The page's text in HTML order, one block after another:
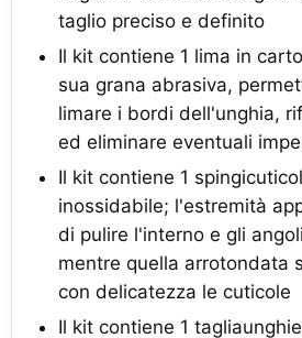
taglio preciso e definito
Il kit contiene 1 lima in
sua grana abrasiva,
limare i bordi dell'unghia,
ed eliminare eventuali
Il kit contiene 1
inossidabile; l'estremità
di pulire l'interno e gli
mentre quella arrotondata
con delicatezza le cuticole
Il kit contiene 1